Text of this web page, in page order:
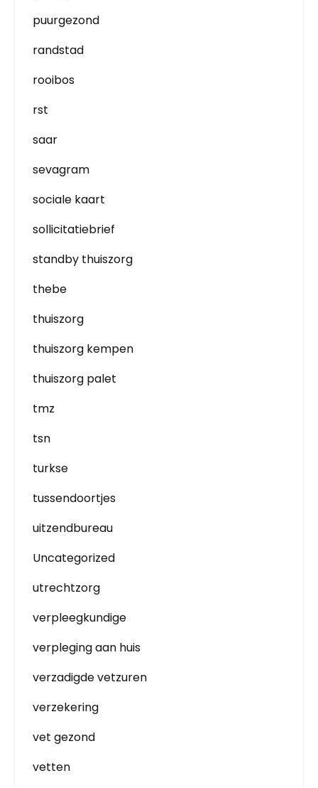
puurgezond
randstad
rooibos
rst
saar
sevagram
sociale kaart
sollicitatiebrief
standby thuiszorg
thebe
thuiszorg
thuiszorg kempen
thuiszorg palet
tmz
tsn
turkse
tussendoortjes
uitzendbureau
Uncategorized
utrechtzorg
verpleegkundige
verpleging aan huis
verzadigde vetzuren
verzekering
vet gezond
vetten